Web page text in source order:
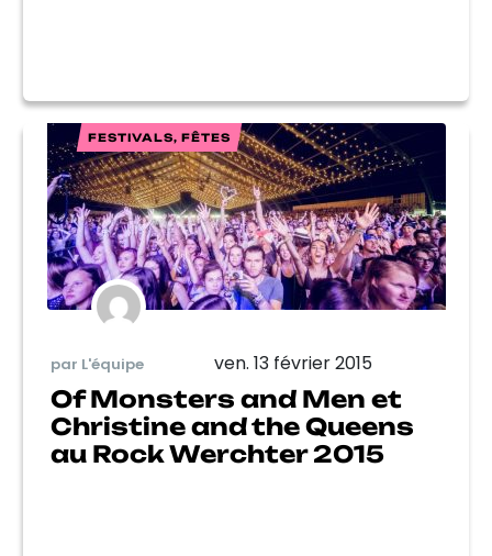
FESTIVALS, FÊTES
par L'équipe ven. 13 février 2015
Of Monsters and Men et
Christine and the Queens
au Rock Werchter 2015